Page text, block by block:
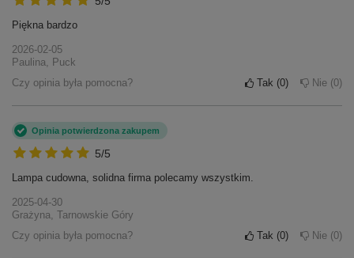
Piękna bardzo
2026-02-05
Paulina, Puck
Czy opinia była pomocna?
Tak 0 Nie 0
5/5
Opinia potwierdzona zakupem
Lampa cudowna, solidna firma polecamy wszystkim.
2025-04-30
Grażyna, Tarnowskie Góry
Czy opinia była pomocna?
Tak 0 Nie 0